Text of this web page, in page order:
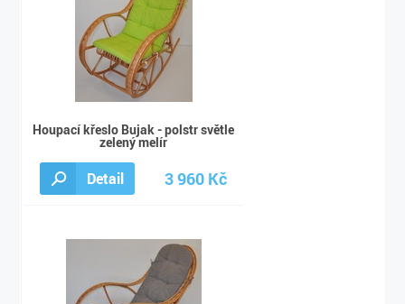
Houpací křeslo Bujak - polstr světle
zelený melír
Detail 3 960 Kč